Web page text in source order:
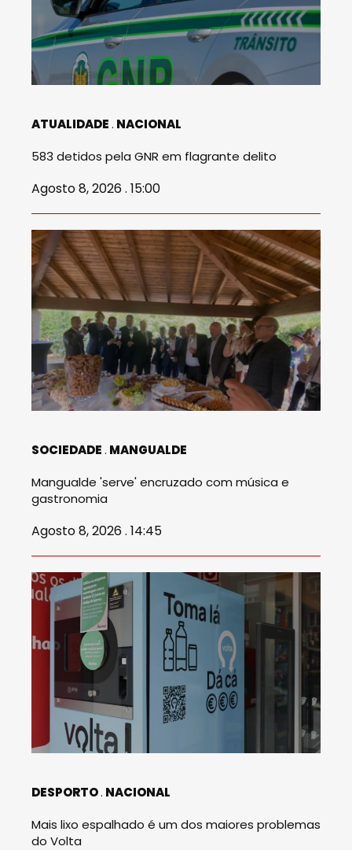
ATUALIDADE NACIONAL
583 detidos pela GNR em flagrante delito
Agosto 8, 2026 . 15:00
SOCIEDADE MANGUALDE
Mangualde 'serve' encruzado com música e
gastronomia
Agosto 8, 2026 . 14:45
DESPORTO NACIONAL
Mais lixo espalhado é um dos maiores problemas
do Volta